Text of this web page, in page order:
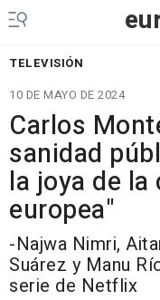
TELEVISIÓN
10 DE MAYO DE 2024
Carlos
sanidad
la joya de
europea"
-Najwa Nimri,
Suárez y Manu
serie de Netflix